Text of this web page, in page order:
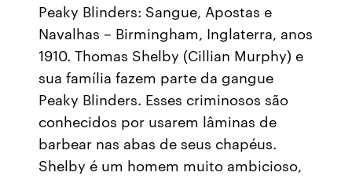
Peaky Blinders: Sangue, Apostas e
Navalhas – Birmingham, Inglaterra, anos
1910. Thomas Shelby (Cillian Murphy) e
sua família fazem parte da gangue
Peaky Blinders. Esses criminosos são
conhecidos por usarem lâminas de
barbear nas abas de seus chapéus.
Shelby é um homem muito ambicioso,